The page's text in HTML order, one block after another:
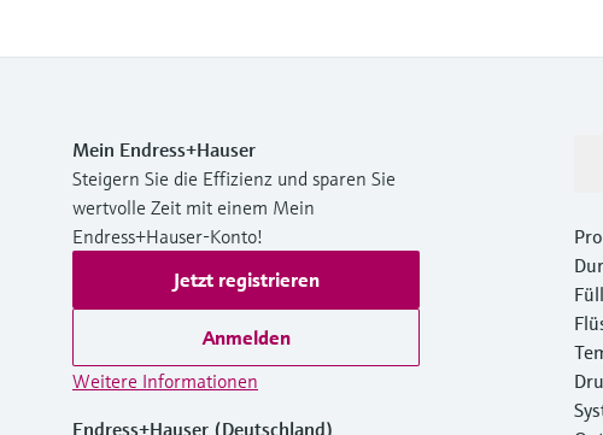
Mein Endress+Hauser
Steigern Sie die Effizienz und sparen Sie
wertvolle Zeit mit einem Mein
Endress+Hauser-Konto!
Jetzt registrieren
Anmelden
Weitere Informationen
Endress+Hauser (Deutschland)